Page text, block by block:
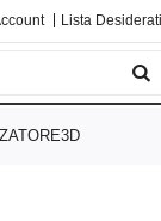
Lista